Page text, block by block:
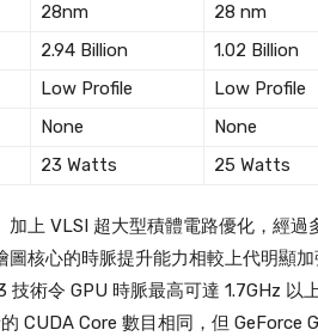
28nm 28 nm
2.94 Billion 1.02 Billion
Low Profile Low Profile
None None
23 Watts 25 Watts
加上 VLSI 超大型積體電路優化，經過
圖核心的時脈提升能力相較上代明顯
術令 GPU 時脈最高可達 1.7GHz 以
CUDA Core 數目相同，但 GeForce